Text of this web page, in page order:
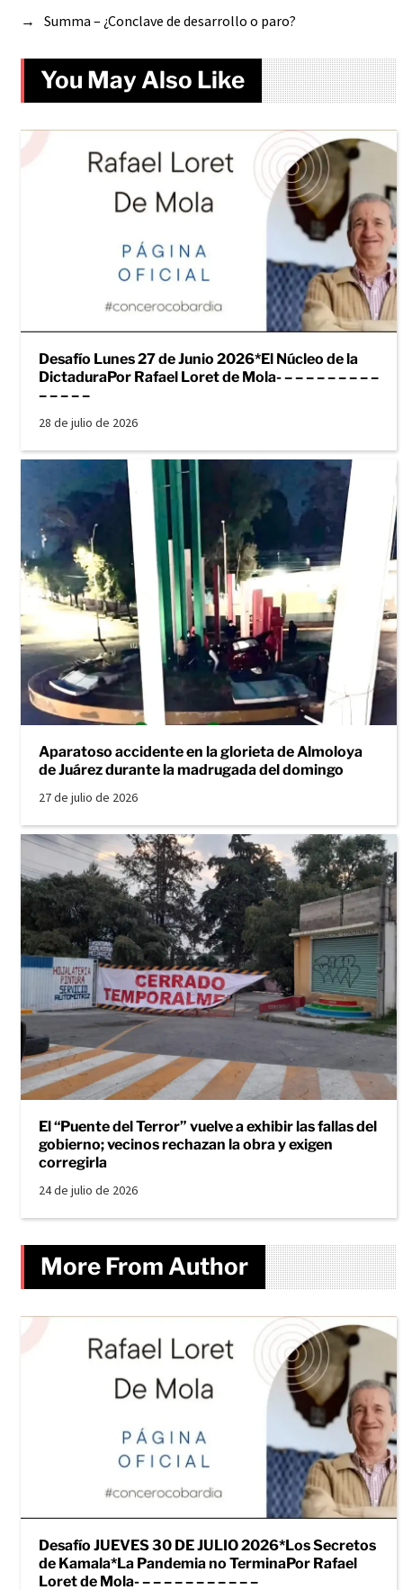
→
Summa – ¿Conclave de desarrollo o paro?
You May Also Like
Desafío Lunes 27 de Junio 2026*El Núcleo de la
DictaduraPor Rafael Loret de Mola- – – – – – – – – –
– – – – –
28 de julio de 2026
Aparatoso accidente en la glorieta de Almoloya
de Juárez durante la madrugada del domingo
27 de julio de 2026
El “Puente del Terror” vuelve a exhibir las fallas del
gobierno; vecinos rechazan la obra y exigen
corregirla
24 de julio de 2026
More From Author
Desafío JUEVES 30 DE JULIO 2026*Los Secretos
de Kamala*La Pandemia no TerminaPor Rafael
Loret de Mola- – – – – – – – – – – –